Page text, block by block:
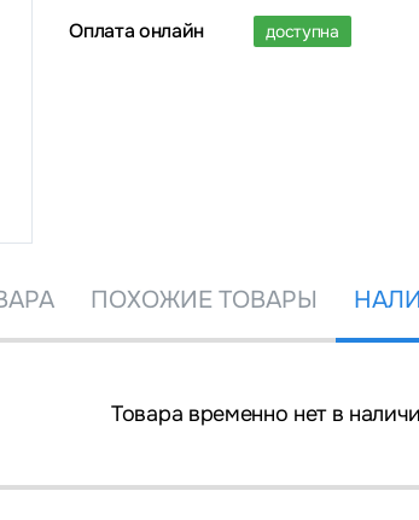
Оплата онлайн
доступна
ПОХОЖИЕ ТОВАРЫ
Товара временно нет в